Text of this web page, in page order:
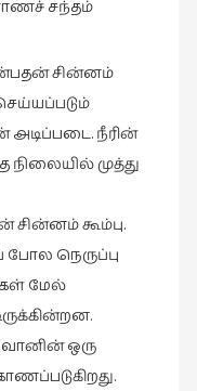
சந்தம்
சின்னம்
நீரின்
முத்து
சின்னம் கூம்பு.
நெருப்பு
மேல்
ஒரு